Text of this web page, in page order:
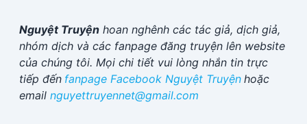
Nguyệt Truyện hoan nghênh các tác giả, dịch giả,
nhóm dịch và các fanpage đăng truyện lên website
của chúng tôi. Mọi chi tiết vui lòng nhắn tin trực
tiếp đến fanpage Facebook Nguyệt Truyện hoặc
email nguyettruyennet@gmail.com